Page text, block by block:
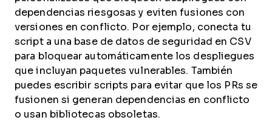
dependencias riesgosas y eviten fusiones con
versiones en conflicto. Por ejemplo, conecta tu
script a una base de datos de seguridad en CSV
para bloquear automáticamente los despliegues
que incluyan paquetes vulnerables. También
puedes escribir scripts para evitar que los PRs se
fusionen si generan dependencias en conflicto
o usan bibliotecas obsoletas.